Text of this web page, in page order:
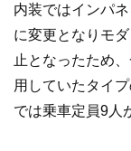
内装ではインパ
に変更となりモ
止となったため
用していたタイ
では乗車定員9人